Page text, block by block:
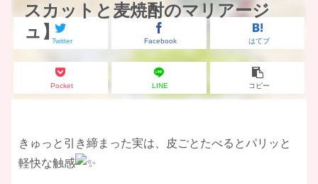
スカットと麦焼酎のマリアージ
ュ】Twitter Facebook はてブ
Pocket LINE コピー
きゅっと引き締まった実は、皮ごとたべるとパリッと
軽快な触感